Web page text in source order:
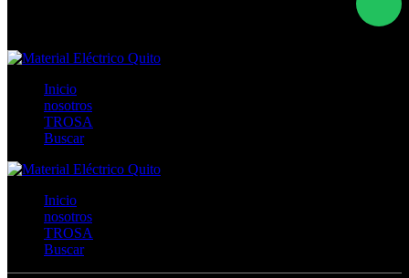
Inicio
nosotros
TROSA
Buscar
Inicio
nosotros
TROSA
Buscar